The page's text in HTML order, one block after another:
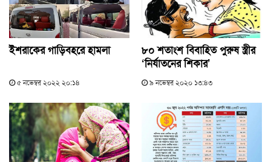
ইশরাকের গাড়িবহরে হামলা
৫ নভেম্বর ২০২২ ২০:১৪
৮০ শতাংশ বিবাহিত পুরুষ স্ত্রীর
‘নির্যাতনের শিকার’
৯ নভেম্বর ২০২০ ১৩:৪৩